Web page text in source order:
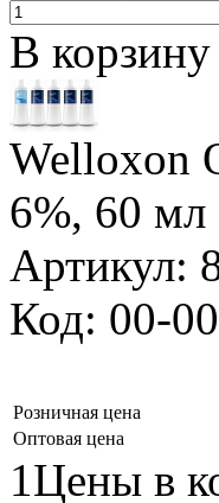
В корзину
Welloxon
6%, 60 мл
Артикул:
Код: 00-
Розничная цена
Оптовая цена
1Цены в